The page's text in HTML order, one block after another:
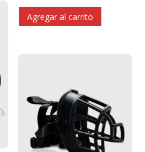
Agregar al carrito